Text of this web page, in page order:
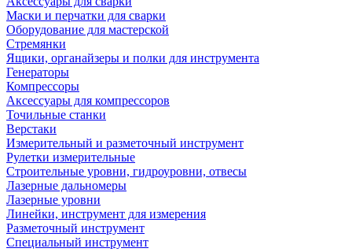
Маски и перчатки для сварки
Оборудование для мастерской
Стремянки
Ящики, органайзеры и полки для инструмента
Генераторы
Компрессоры
Аксессуары для компрессоров
Точильные станки
Верстаки
Измерительный и разметочный инструмент
Рулетки измерительные
Строительные уровни, гидроуровни, отвесы
Лазерные дальномеры
Лазерные уровни
Линейки, инструмент для измерения
Разметочный инструмент
Специальный инструмент